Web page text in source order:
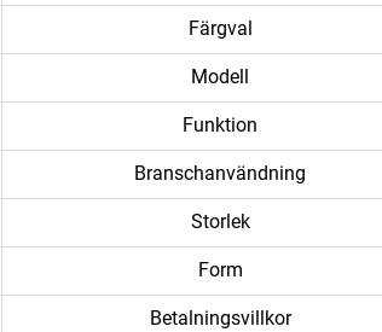
Färgval
Modell
Funktion
Branschanvändning
Storlek
Form
Betalningsvillkor